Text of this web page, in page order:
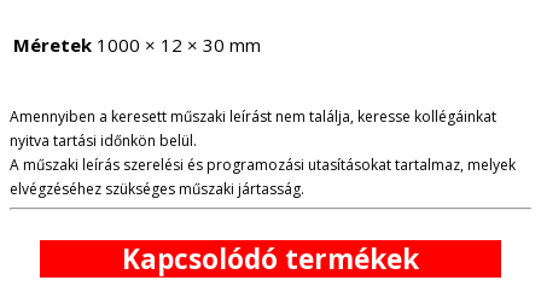
Méretek 1000 × 12 × 30 mm
Amennyiben a keresett műszaki leírást nem találja, keresse kollégáinkat
nyitva tartási időnkön belül.
A műszaki leírás szerelési és programozási utasításokat tartalmaz, melyek
elvégzéséhez szükséges műszaki jártasság.
Kapcsolódó termékek